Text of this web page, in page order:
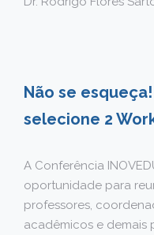
Não se
selecione 2
A Conferência
oportunidade para
professores,
acadêmicos e demais